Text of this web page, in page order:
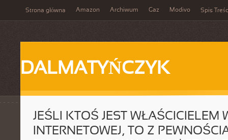
Strona główna Amazon Archiwum Gaz Modivo Spis
DALMATYŃCZYK
JEŚLI KTOŚ JEST WŁAŚCICIELEM
INTERNETOWEJ, TO Z